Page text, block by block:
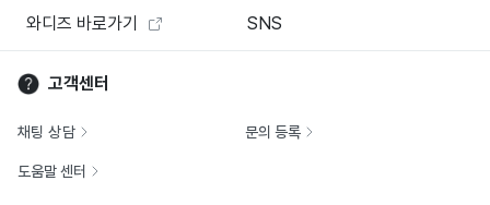
와디즈 바로가기
SNS
고객센터
채팅 상담 문의 등록
도움말 센터